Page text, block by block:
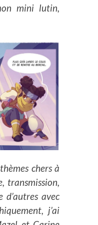
mini lutin,
chers à
transmission,
avec
j’ai